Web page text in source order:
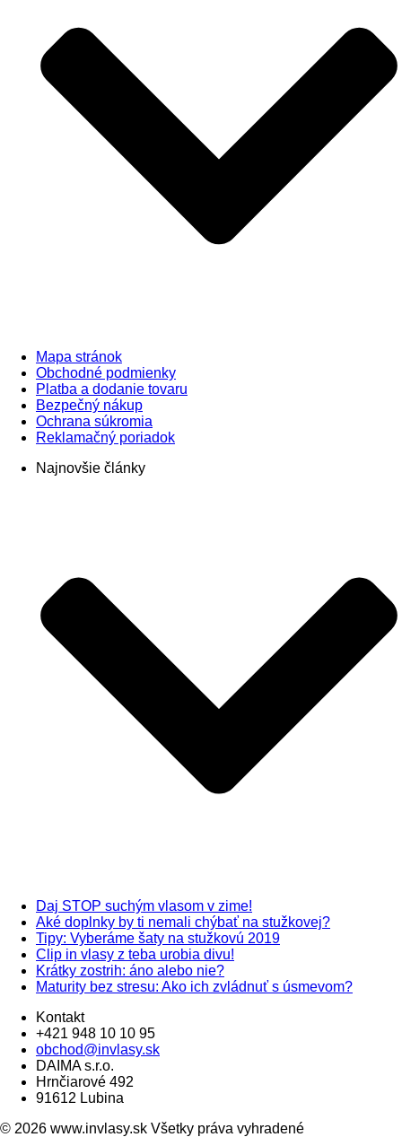
Mapa stránok
Obchodné podmienky
Platba a dodanie tovaru
Bezpečný nákup
Ochrana súkromia
Reklamačný poriadok
Najnovšie články
Daj STOP suchým vlasom v zime!
Aké doplnky by ti nemali chýbať na stužkovej?
Tipy: Vyberáme šaty na stužkovú 2019
Clip in vlasy z teba urobia divu!
Krátky zostrih: áno alebo nie?
Maturity bez stresu: Ako ich zvládnuť s úsmevom?
Kontakt
+421 948 10 10 95
obchod@invlasy.sk
DAIMA s.r.o.
Hrnčiarové 492
91612 Lubina
© 2026 www.invlasy.sk Všetky práva vyhradené